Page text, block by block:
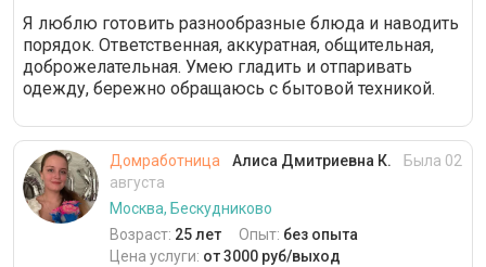
Я люблю готовить разнообразные блюда и наводить
порядок. Ответственная, аккуратная, общительная,
доброжелательная. Умею гладить и отпаривать
одежду, бережно обращаюсь с бытовой техникой.
Домработница Алиса Дмитриевна К.
Была 02
августа
Москва, Бескудниково
Возраст: 25 лет Опыт: без опыта
Цена услуги: от 3000 руб/выход